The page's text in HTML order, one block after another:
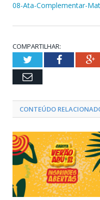
08-Ata-Complementar-
COMPARTILHAR:
TwitterFacebook
Email
CONTEÚDO